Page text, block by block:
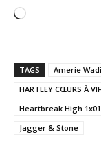
C
r
g
e
m
e
TAGS Amerie
HARTLEY CŒURS À
Heartbreak High 1x01
Jagger & Stone